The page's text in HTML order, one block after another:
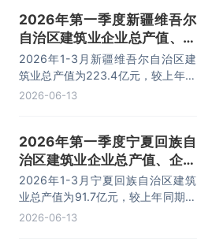
2026年第一季度新疆维吾尔
自治区建筑业企业总产值、企
业概况及各产业竣工情况统计
分析
2026年1-3月新疆维吾尔自治区建
筑业总产值为223.4亿元，较上年同
期相比减少了3.72亿元；其中：建
2026-06-13
2026年第一季度宁夏回族自
治区建筑业企业总产值、企业
概况及各产业竣工情况统计分
析
2026年1-3月宁夏回族自治区建筑
业总产值为91.7亿元，较上年同期相
比增加了3.21亿元；其中：建筑工
2026-06-13